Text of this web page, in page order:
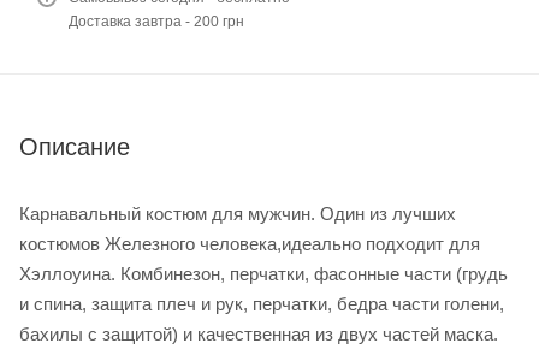
Доставка завтра - 200 грн
Описание
Карнавальный костюм для мужчин. Один из лучших
костюмов Железного человека,идеально подходит для
Хэллоуина. Комбинезон, перчатки, фасонные части (грудь
и спина, защита плеч и рук, перчатки, бедра части голени,
бахилы с защитой) и качественная из двух частей маска.